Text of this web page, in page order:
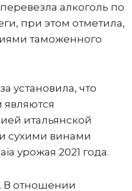
алкоголь по
при этом отметила,
таможенного
установила, что
итальянской
сухими винами
урожая 2021 года.
В отношении